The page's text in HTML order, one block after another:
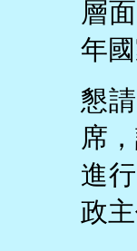
層
年
懇
席
進
政